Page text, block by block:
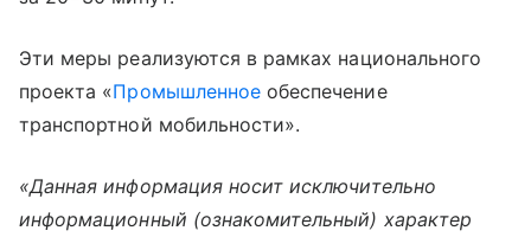
Эти меры реализуются в рамках национального
проекта «Промышленное обеспечение
транспортной мобильности».
«Данная информация носит исключительно
информационный (ознакомительный) характер